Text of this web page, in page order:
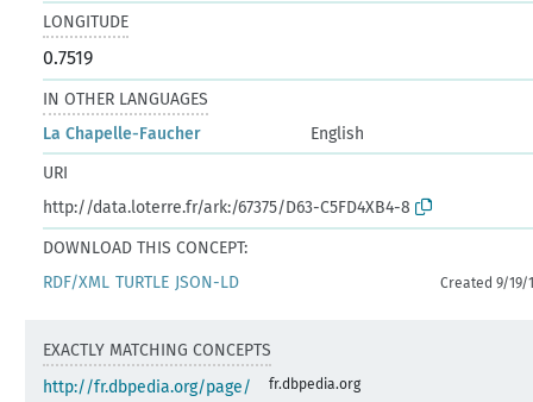
LONGITUDE
0.7519
IN OTHER LANGUAGES
La Chapelle-Faucher
English
URI
http://data.loterre.fr/ark:/67375/D63-C5FD4XB4-8
DOWNLOAD THIS CONCEPT:
RDF/XML TURTLE JSON-LD Created 9/19/
EXACTLY MATCHING CONCEPTS
http://fr.dbpedia.org/page/
fr.dbpedia.org